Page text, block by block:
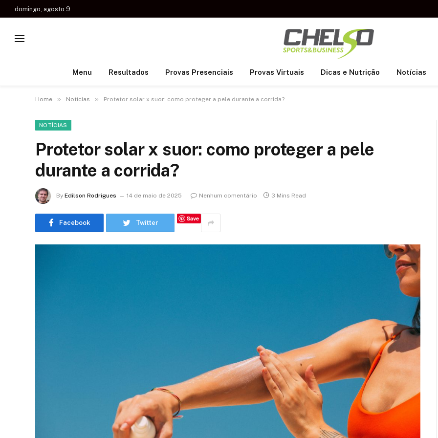
domingo, agosto 9
Menu Resultados Provas Presenciais Provas Virtuais Dicas e Nutrição Notícias
Home » Notícias » Protetor solar x suor: como proteger a pele durante a corrida?
NOTÍCIAS
Protetor solar x suor: como proteger a pele
durante a corrida?
By Edilson Rodrigues 14 de maio de 2025 Nenhum comentário 3 Mins Read
Facebook Twitter
Save